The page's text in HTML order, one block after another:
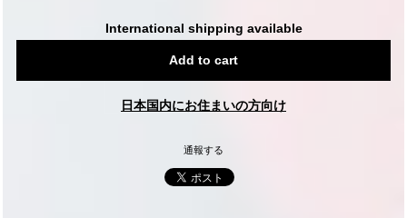
International shipping available
Add to cart
日本国内にお住まいの方向け
通報する